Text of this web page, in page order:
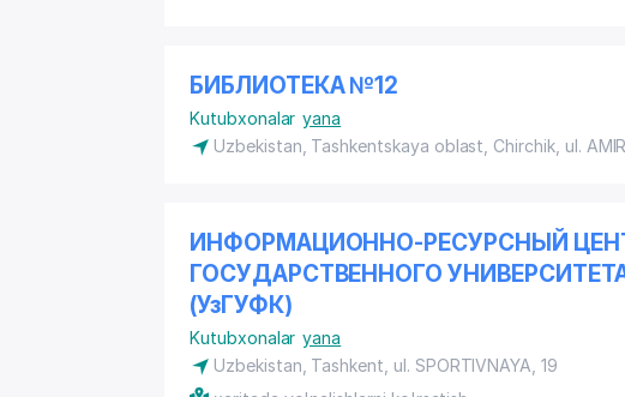
БИБЛИОТЕКА №12
Kutubxonalar yana
Uzbekistan, Tashkentskaya oblast, Chirchik, ul.
ИНФОРМАЦИОННО-РЕСУРСНЫЙ
ГОСУДАРСТВЕННОГО
(УзГУФК)
Kutubxonalar yana
Uzbekistan, Tashkent, ul. SPORTIVNAYA , 19